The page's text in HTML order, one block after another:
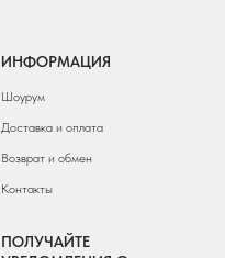
ИНФОРМАЦИЯ
Шоурум
Доставка и оплата
Возврат и обмен
Контакты
ПОЛУЧАЙТЕ